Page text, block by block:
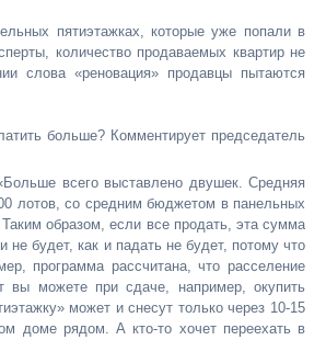
пятиэтажках, которые уже попали в
количество продаваемых квартир не
слова «реновация» продавцы пытаются
больше? Комментирует председатель
всего выставлено двушек. Средняя
лотов, со средним бюджетом в панельных
образом, если все продать, эта сумма
будет, как и падать не будет, потому что
программа рассчитана, что расселение
вы можете при сдаче, например, окупить
может и снесут только через 10-15
доме рядом. А кто-то хочет переехать в